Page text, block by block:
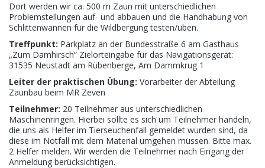
Dort werden wir ca. 500 m Zaun mit unterschiedlichen
Problemstellungen auf- und abbauen und die Handhabung von
Schlittenwannen für die Wildbergung testen/üben.
Treffpunkt: Parkplatz an der Bundesstraße 6 am Gasthaus
„Zum Damhirsch“ Zielorteingabe für das Navigationsgerät:
31535 Neustadt am Rübenberge, Am Dammkrug 1
Leiter der praktischen Übung: Vorarbeiter der Abteilung
Zaunbau beim MR Zeven
Teilnehmer: 20 Teilnehmer aus unterschiedlichen
Maschinenringen. Hierbei sollte es sich um Teilnehmer handeln,
die uns als Helfer im Tierseuchenfall gemeldet wurden sind, da
diese im Notfall mit dem Material umgehen müssen. Bitte max.
2 Helfer melden. Wir werden die Teilnehmer nach Eingang der
Anmeldung berücksichtigen.